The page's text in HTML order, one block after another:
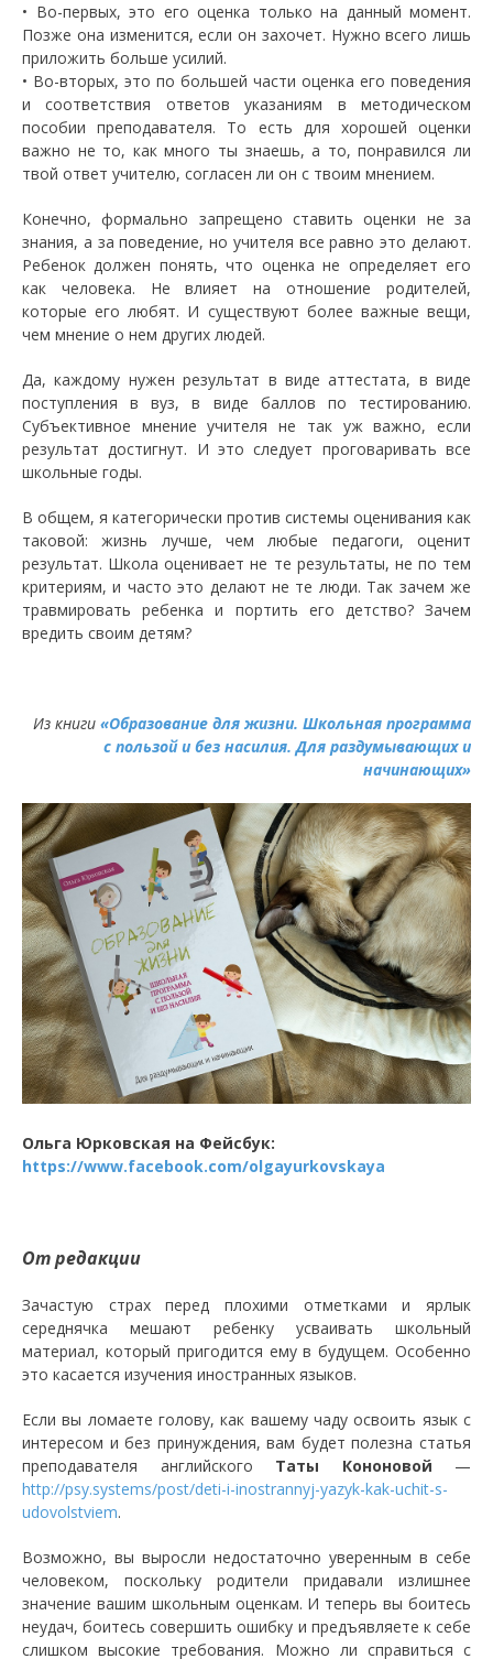
• Во-первых, это его оценка только на данный момент.
Позже она изменится, если он захочет. Нужно всего лишь
приложить больше усилий.
• Во-вторых, это по большей части оценка его поведения
и соответствия ответов указаниям в методическом
пособии преподавателя. То есть для хорошей оценки
важно не то, как много ты знаешь, а то, понравился ли
твой ответ учителю, согласен ли он с твоим мнением.
Конечно, формально запрещено ставить оценки не за
знания, а за поведение, но учителя все равно это делают.
Ребенок должен понять, что оценка не определяет его
как человека. Не влияет на отношение родителей,
которые его любят. И существуют более важные вещи,
чем мнение о нем других людей.
Да, каждому нужен результат в виде аттестата, в виде
поступления в вуз, в виде баллов по тестированию.
Субъективное мнение учителя не так уж важно, если
результат достигнут. И это следует проговаривать все
школьные годы.
В общем, я категорически против системы оценивания как
таковой: жизнь лучше, чем любые педагоги, оценит
результат. Школа оценивает не те результаты, не по тем
критериям, и часто это делают не те люди. Так зачем же
травмировать ребенка и портить его детство? Зачем
вредить своим детям?
Из книги «Образование для жизни. Школьная программа
с пользой и без насилия. Для раздумывающих и
начинающих»
Ольга Юрковская на Фейсбук:
https://www.facebook.com/olgayurkovskaya
От редакции
Зачастую страх перед плохими отметками и ярлык
середнячка мешают ребенку усваивать школьный
материал, который пригодится ему в будущем. Особенно
это касается изучения иностранных языков.
Если вы ломаете голову, как вашему чаду освоить язык с
интересом и без принуждения, вам будет полезна статья
преподавателя английского Таты Кононовой —
http://psy.systems/post/deti-i-inostrannyj-yazyk-kak-uchit-s-
udovolstviem.
Возможно, вы выросли недостаточно уверенным в себе
человеком, поскольку родители придавали излишнее
значение вашим школьным оценкам. И теперь вы боитесь
неудач, боитесь совершить ошибку и предъявляете к себе
слишком высокие требования. Можно ли справиться с